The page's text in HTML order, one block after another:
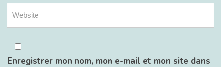
Enregistrer mon nom, mon e-mail et mon site dans